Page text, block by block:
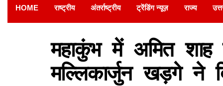
HOME राष्ट्रीय अंतर्राष्ट्रीय ट्रेंडिंग न्यूज़ राज्य
महाकुंभ में अमित
मल्लिकार्जुन खड़गे ने